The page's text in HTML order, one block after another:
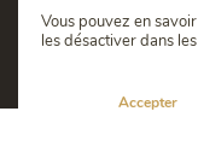
Vous pouvez en
les désactiver dans les
Accepter